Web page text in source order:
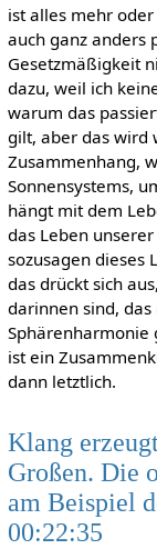
ist alles mehr
auch ganz anders
Gesetzmäßigkeit
dazu, weil ich
warum das
gilt, aber das wird
Zusammenhang,
Sonnensystems,
hängt mit dem
das Leben
sozusagen dieses
das drückt sich
darinnen sind,
Sphärenharmonie
ist ein
dann letztlich.
Klang
Großen. Die
am Beispiel
00:22:35